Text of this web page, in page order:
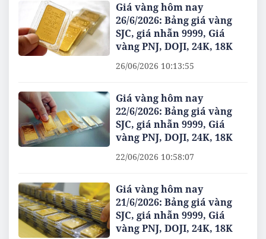
Giá vàng hôm nay
26/6/2026: Bảng giá vàng
SJC, giá nhẫn 9999, Giá
vàng PNJ, DOJI, 24K, 18K
26/06/2026 10:13:55
Giá vàng hôm nay
22/6/2026: Bảng giá vàng
SJC, giá nhẫn 9999, Giá
vàng PNJ, DOJI, 24K, 18K
22/06/2026 10:58:07
Giá vàng hôm nay
21/6/2026: Bảng giá vàng
SJC, giá nhẫn 9999, Giá
vàng PNJ, DOJI, 24K, 18K